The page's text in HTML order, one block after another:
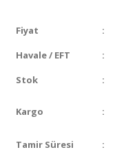
Fiyat :
Havale / EFT
:
Stok
:
Kargo :
Tamir Süresi :